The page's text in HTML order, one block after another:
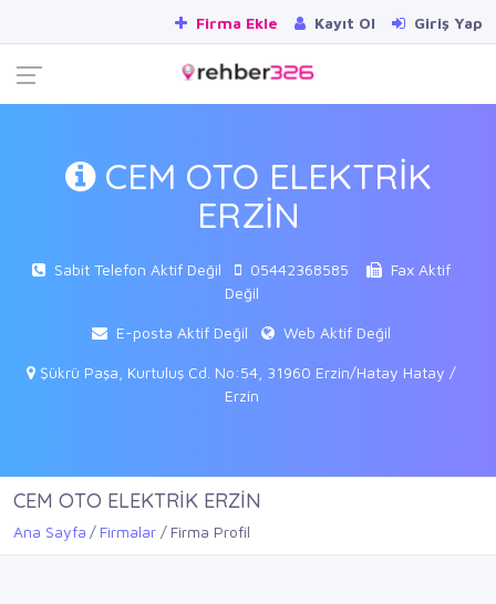
Firma Ekle Kayıt Ol Giriş Yap
CEM OTO ELEKTRİK
ERZİN
Sabit Telefon Aktif Değil 05442368585
Fax Aktif
Değil
E-posta Aktif Değil Web Aktif Değil
Şükrü Paşa, Kurtuluş Cd. No:54, 31960 Erzin/Hatay Hatay /
Erzin
CEM OTO ELEKTRİK ERZİN
Ana Sayfa Firmalar Firma Profil